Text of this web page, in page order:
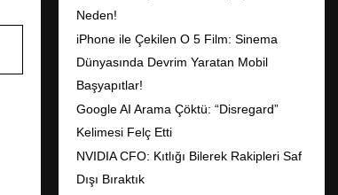
Neden!
iPhone ile Çekilen O 5 Film: Sinema
Dünyasında Devrim Yaratan Mobil
Başyapıtlar!
Google AI Arama Çöktü: “Disregard”
Kelimesi Felç Etti
NVIDIA CFO: Kıtlığı Bilerek Rakipleri Saf
Dışı Bıraktık